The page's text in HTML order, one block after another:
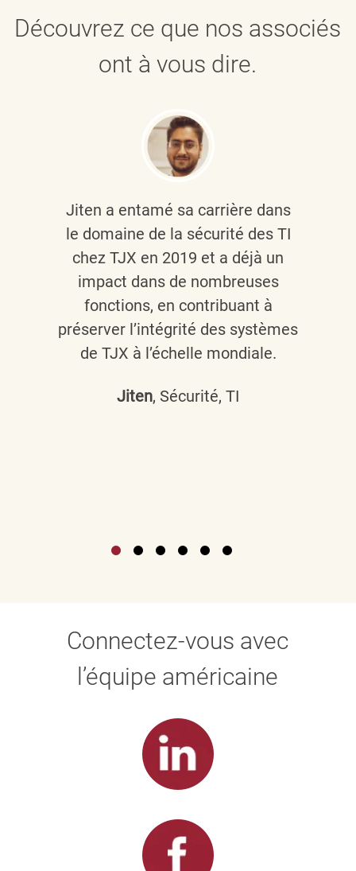
Découvrez ce que nos associés
ont à vous dire.
Jiten a entamé sa carrière dans
le domaine de la sécurité des TI
chez TJX en 2019 et a déjà un
impact dans de nombreuses
fonctions, en contribuant à
préserver l’intégrité des systèmes
de TJX à l’échelle mondiale.
Jiten, Sécurité, TI
Connectez-vous avec
l’équipe américaine